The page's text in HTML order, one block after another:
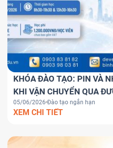
KHÓA ĐÀO TẠO: PIN VÀ
KHI VẬN CHUYỂN QUA
05/06/2026 Đào tạo ngắn hạn
XEM CHI TIẾT